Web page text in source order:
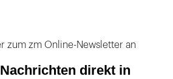
zum zm Online-Newsletter an
direkt in